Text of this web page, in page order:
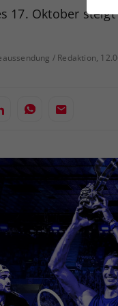
17. Oktober
/ Redaktion,